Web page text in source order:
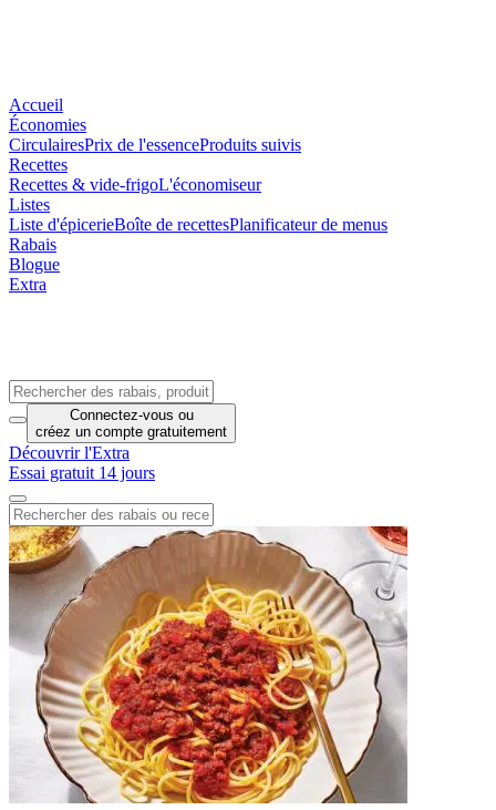
Accueil
Économies
CirculairesPrix de l'essenceProduits suivis
Recettes
Recettes & vide-frigoL'économiseur
Listes
Liste d'épicerieBoîte de recettesPlanificateur de menus
Rabais
Blogue
Extra
Connectez-vous ou
créez un compte gratuitement
Découvrir l'Extra
Essai gratuit 14 jours